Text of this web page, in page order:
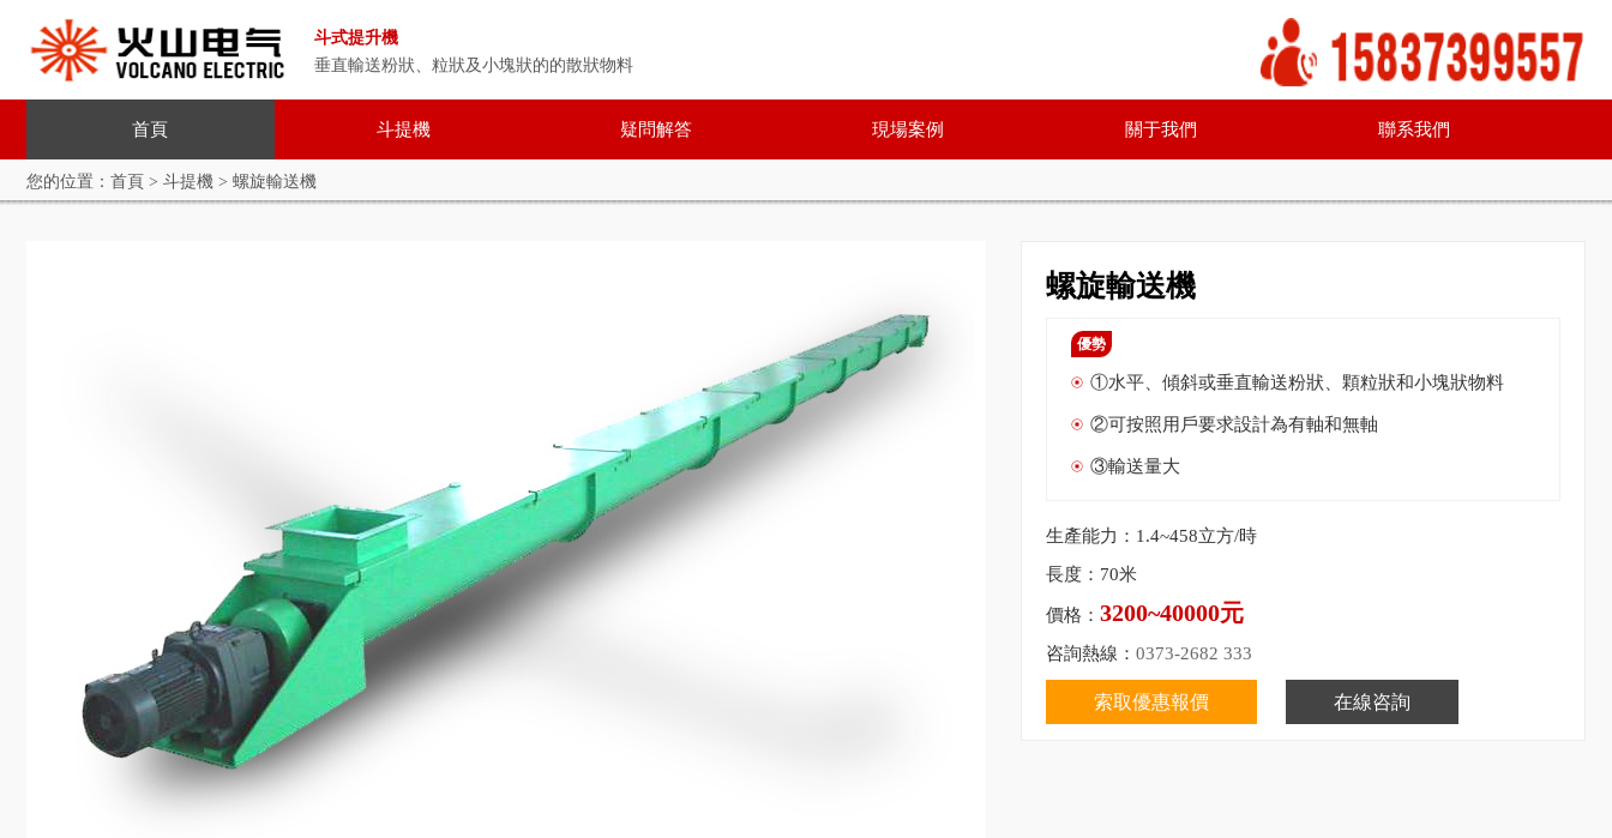
斗式提升機
垂直輸送粉狀、粒狀及小塊狀的的散狀物料
首頁 斗提機 疑問解答 現場案例 關于我們 聯系我們
您的位置： 首頁 > 斗提機 > 螺旋輸送機
螺旋輸送機
優勢
①水平、傾斜或垂直輸送粉狀、顆粒狀和小塊狀物料
②可按照用戶要求設計為有軸和無軸
③輸送量大
生產能力：1.4~458立方/時
長度：70米
價格： 3200~40000元
咨詢熱線： 0373-2682 333
索取優惠報價 在線咨詢